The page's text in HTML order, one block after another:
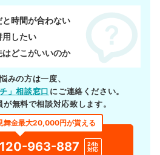
時間が合わない
用したい
どこがいいのか
みの方は一度、
」相談窓口 にご連絡ください。
無料で相談対応致します。
舞金最大20,000円が貰える
963-887
24h
対応